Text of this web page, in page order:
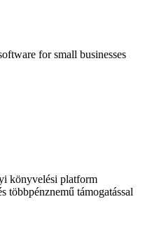
for small businesses
könyvelési platform
többpénznemű támogatással